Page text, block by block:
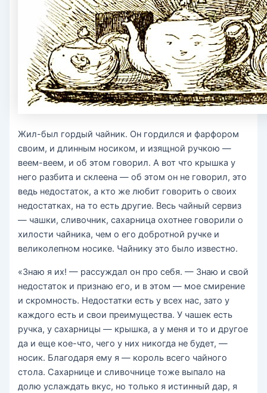
Жил-был гордый чайник. Он гордился и фарфором
своим, и длинным носиком, и изящной ручкою —
веем-веем, и об этом говорил. А вот что крышка у
него разбита и склеена — об этом он не говорил, это
ведь недостаток, а кто же любит говорить о своих
недостатках, на то есть другие. Весь чайный сервиз
— чашки, сливочник, сахарница охотнее говорили о
хилости чайника, чем о его добротной ручке и
великолепном носике. Чайнику это было известно.
«Знаю я их! — рассуждал он про себя. — Знаю и свой
недостаток и признаю его, и в этом — мое смирение
и скромность. Недостатки есть у всех нас, зато у
каждого есть и свои преимущества. У чашек есть
ручка, у сахарницы — крышка, а у меня и то и другое
да и еще кое-что, чего у них никогда не будет, —
носик. Благодаря ему я — король всего чайного
стола. Сахарнице и сливочнице тоже выпало на
долю услаждать вкус, но только я истинный дар, я